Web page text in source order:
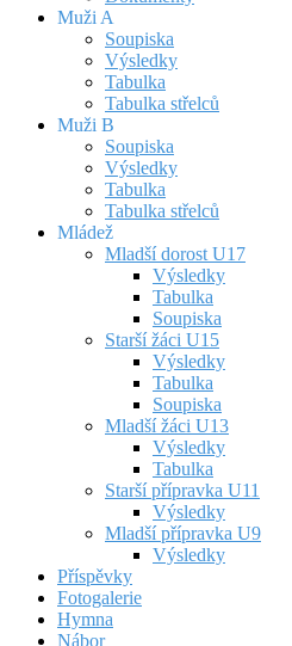
Muži A
Soupiska
Výsledky
Tabulka
Tabulka střelců
Muži B
Soupiska
Výsledky
Tabulka
Tabulka střelců
Mládež
Mladší dorost U17
Výsledky
Tabulka
Soupiska
Starší žáci U15
Výsledky
Tabulka
Soupiska
Mladší žáci U13
Výsledky
Tabulka
Starší přípravka U11
Výsledky
Mladší přípravka U9
Výsledky
Příspěvky
Fotogalerie
Hymna
Nábor